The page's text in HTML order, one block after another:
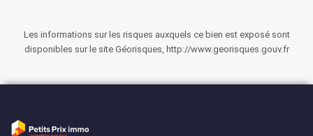
Les informations sur les risques auxquels ce bien est exposé sont
disponibles sur le site Géorisques, http://www.georisques.gouv.fr